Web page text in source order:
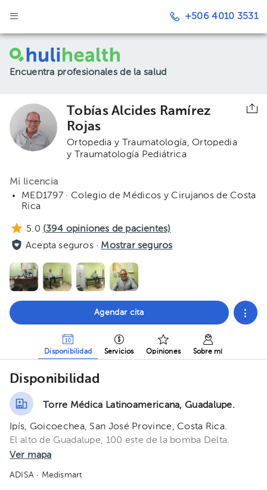
+506 4010 3531
Encuentra profesionales de la salud
Tobías Alcides Ramírez
Rojas
Ortopedia y Traumatología Ortopedia
y Traumatología Pediátrica
Mi licencia
MED1797 · Colegio de Médicos y Cirujanos de Costa
Rica
5.0 (394 opiniones de pacientes)
Acepta seguros · Mostrar seguros
Agendar cita
Disponibilidad Servicios Opiniones Sobre mí
Disponibilidad
Torre Médica Latinoamericana, Guadalupe.
Ipís, Goicoechea, San José Province, Costa Rica.
El alto de Guadalupe, 100 este de la bomba Delta.
Ver mapa
ADISA · Medismart